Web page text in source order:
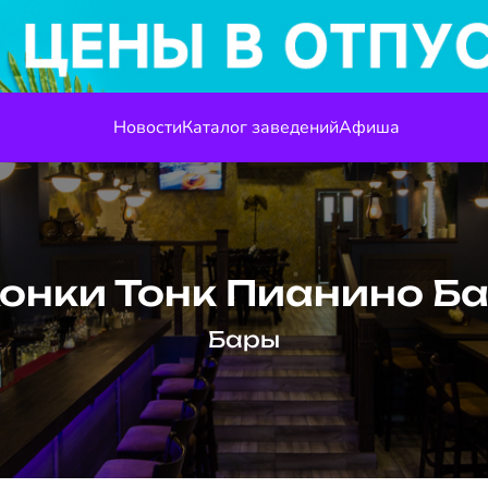
НовостиКаталог заведенийАфиша
Тонк Пианино
Бары